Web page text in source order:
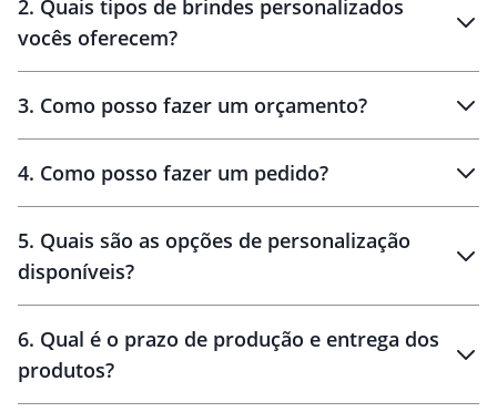
Brindes personalizados
2. Quais tipos de brindes personalizados
vocês oferecem?
personalizados
3. Como posso fazer um orçamento?
brinde
personalização
4. Como posso fazer um pedido?
amostra virtual
5. Quais são as opções de personalização
disponíveis?
6. Qual é o prazo de produção e entrega dos
produtos?